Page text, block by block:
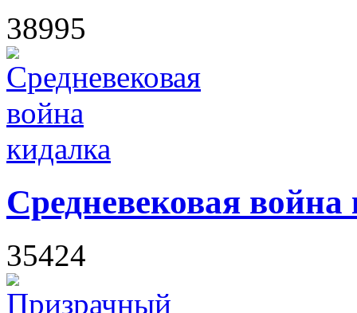
38995
Средневековая война
35424